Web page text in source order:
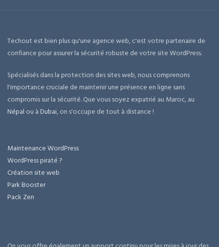
Techout est bien plus qu'une agence web, c'est votre partenaire de
confiance pour assurer la sécurité robuste de votre site WordPress.
Spécialisés dans la protection des sites web, nous comprenons
l'importance cruciale de maintenir une présence en ligne sans
compromis sur la sécurité. Que vous soyez expatrié au Maroc, au
Népal ou àDubai, on s'occupe de tout à distance !
Maintenance WordPress
WordPress piraté ?
Création site web
Park Booster
Pack Zen